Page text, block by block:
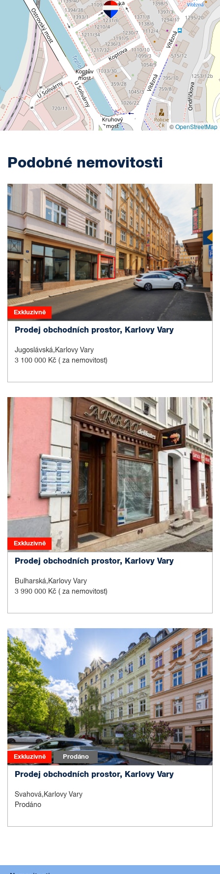
©OpenStreetMap
Podobné nemovitosti
Exkluzivně
Prodej obchodních prostor, Karlovy Vary
Jugoslávská,Karlovy Vary
3 100 000 Kč ( za nemovitost)
Exkluzivně
Prodej obchodních prostor, Karlovy Vary
Bulharská,Karlovy Vary
3 990 000 Kč ( za nemovitost)
Exkluzivně Prodáno
Prodej obchodních prostor, Karlovy Vary
Svahová,Karlovy Vary
Prodáno